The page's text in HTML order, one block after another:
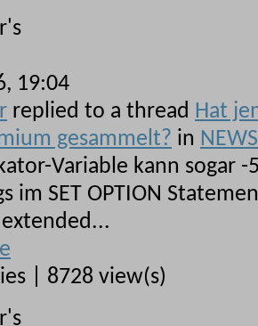
19:04
replied to a thread Hat
gesammelt? in
Variable kann sogar -
im SET OPTION
| 8728 view(s)